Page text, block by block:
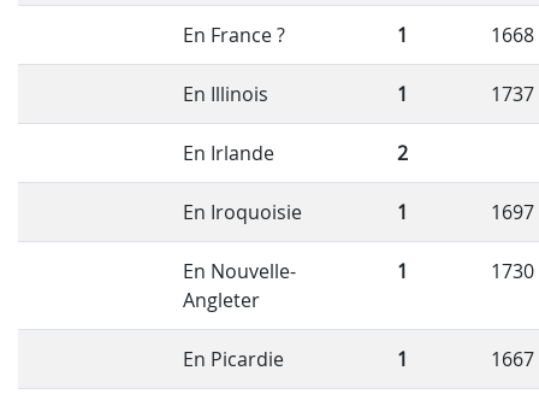
En France ? 1 1668
En Illinois 1 1737
En Irlande 2
En Iroquoisie 1 1697
En Nouvelle-
Angleter
1 1730
En Picardie 1 1667